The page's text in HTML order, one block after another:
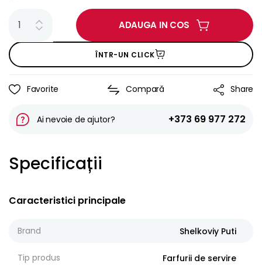
ADAUGA IN COS
ÎNTR-UN CLICK
Favorite Compară Share
Ai nevoie de ajutor? +373 69 977 272
Specificații
Caracteristici principale
Brand Shelkoviy Puti
Tip produs Farfurii de servire